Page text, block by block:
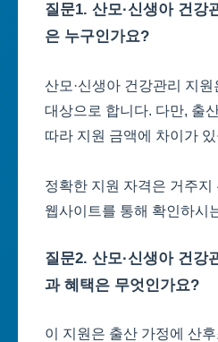
질문1. 산모·신생아 건강
은 누구인가요?
산모·신생아 건강관리 지
대상으로 합니다. 다만, 출
따라 지원 금액에 차이가
정확한 지원 자격은 거주
웹사이트를 통해 확인하시
질문2. 산모·신생아 건강
과 혜택은 무엇인가요?
이 지원은 출산 가정에 산